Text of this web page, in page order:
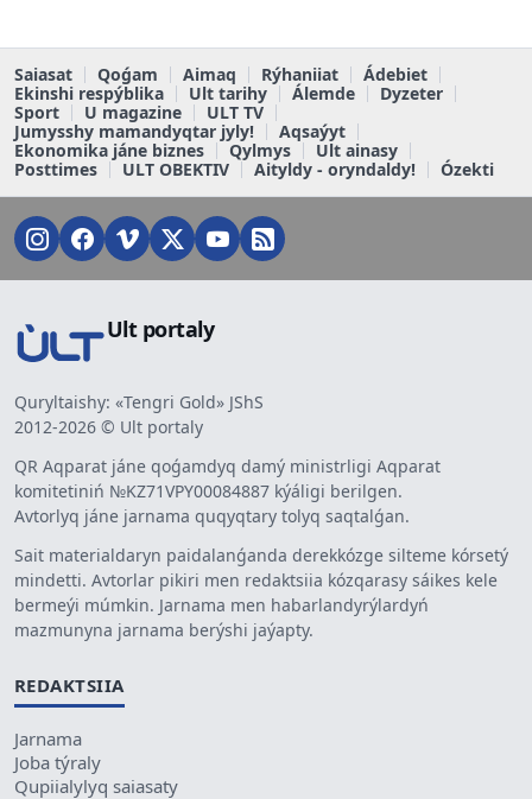
Saiasat Qoǵam Aimaq Rýhaniiat
Ádebiet
Ekinshi respýblika
Ult tarihy Álemde
Dyzeter
Sport
U magazine
ULT TV
Jumysshy mamandyqtar jyly!
Aqsaýyt
Ekonomika jáne biznes
Qylmys
Ult ainasy
Posttimes
ULT OBEKTIV Aityldy - oryndaldy! Ózekti
Ult portaly
Quryltaishy: «Tengri Gold» JShS
2012-2026 © Ult portaly
QR Aqparat jáne qoǵamdyq damý ministrligi Aqparat
komitetiniń №KZ71VPY00084887 kýáligi berilgen.
Avtorlyq jáne jarnama quqyqtary tolyq saqtalǵan.
Sait materialdaryn paidalanǵanda derekkózge silteme kórsetý
mindetti. Avtorlar pikiri men redaktsiia kózqarasy sáikes kele
bermeýi múmkin. Jarnama men habarlandyrýlardyń
mazmunyna jarnama berýshi jaýapty.
REDAKTSIIA
Jarnama
Joba týraly
Qupiialylyq saiasaty